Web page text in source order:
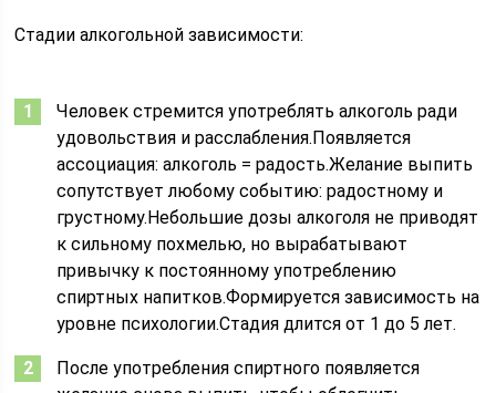
Стадии алкогольной зависимости:
Человек стремится употреблять алкоголь ради
удовольствия и расслабления.Появляется
ассоциация: алкоголь = радость.Желание выпить
сопутствует любому событию: радостному и
грустному.Небольшие дозы алкоголя не приводят
к сильному похмелью, но вырабатывают
привычку к постоянному употреблению
спиртных напитков.Формируется зависимость на
уровне психологии.Стадия длится от 1 до 5 лет.
После употребления спиртного появляется